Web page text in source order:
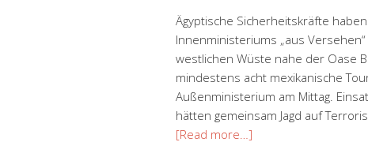
Ägyptische Sicherheitskräfte
Innenministeriums „aus
westlichen Wüste nahe der Oase
mindestens acht mexikanische
Außenministerium am Mittag.
hätten gemeinsam Jagd auf
[Read more…]